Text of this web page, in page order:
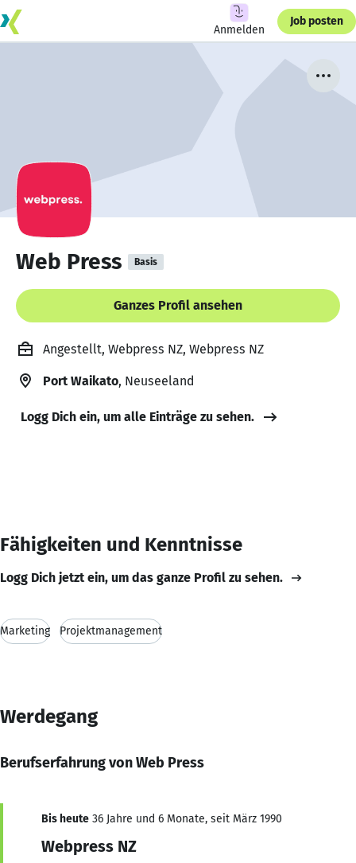
Anmelden
Job posten
Web Press Basis
Ganzes Profil ansehen
Angestellt, Webpress NZ, Webpress NZ
Port Waikato, Neuseeland
Logg Dich ein, um alle Einträge zu sehen.
Fähigkeiten und Kenntnisse
Logg Dich jetzt ein, um das ganze Profil zu sehen.
Marketing Projektmanagement
Werdegang
Berufserfahrung von Web Press
Bis heute 36 Jahre und 6 Monate, seit März 1990
Webpress NZ